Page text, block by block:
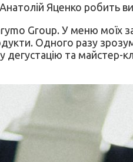
Яценко робить
Group. У меню моїх
Одного разу
дегустацію та